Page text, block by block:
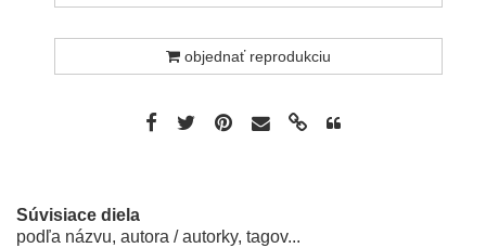
objednať reprodukciu
Súvisiace diela
podľa názvu, autora / autorky, tagov...